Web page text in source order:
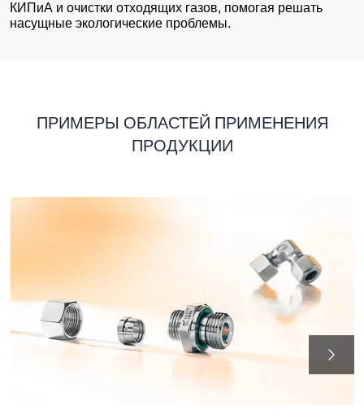
КИПиА и очистки отходящих газов, помогая решать
насущные экологические проблемы.
ПРИМЕРЫ ОБЛАСТЕЙ ПРИМЕНЕНИЯ
ПРОДУКЦИИ